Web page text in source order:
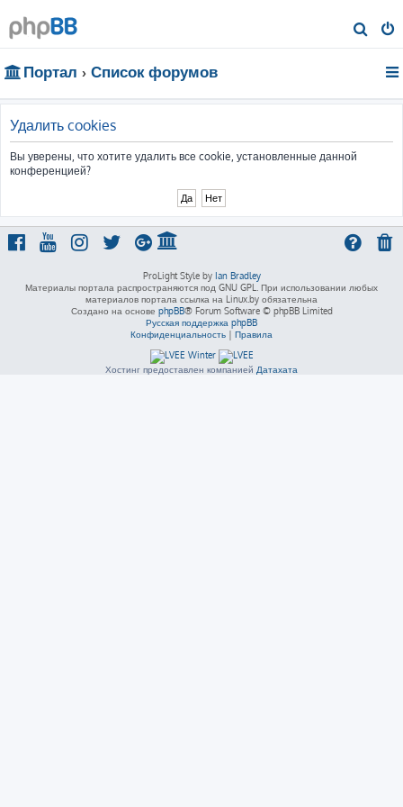
о
Портал Список форумов
Удалить cookies
Вы уверены, что хотите удалить все cookie, установленные данной
конференцией?
ProLight Style by Ian Bradley
Материалы портала распространяются под GNU GPL. При использовании любых
материалов портала ссылка на Linux.by обязательна
Создано на основе phpBB® Forum Software © phpBB Limited
Русская поддержка phpBB
Конфиденциальность | Правила
Хостинг предоставлен компанией Датахата